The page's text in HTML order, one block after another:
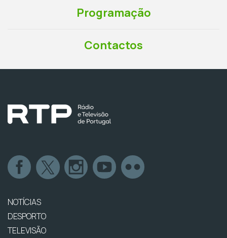
Programação
Contactos
NOTÍCIAS
DESPORTO
TELEVISÃO